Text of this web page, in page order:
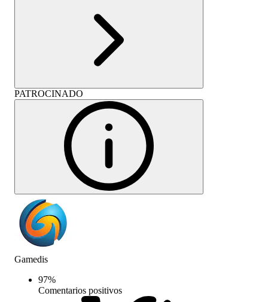
PATROCINADO
Gamedis
97%
Comentarios positivos